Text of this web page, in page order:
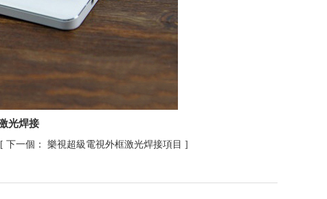
光焊接
下一個： 樂視超級電視外框激光焊接項目 ]